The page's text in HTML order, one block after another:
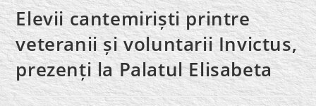
Elevii cantemiriști printre
veteranii și voluntarii Invictus,
prezenți la Palatul Elisabeta